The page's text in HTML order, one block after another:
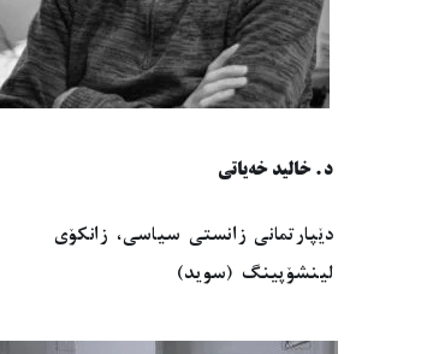
د. خالید خەیاتی
دێپارتمانی زانستی سیاسی، زانکۆی
لینشۆپینگ (سوید)